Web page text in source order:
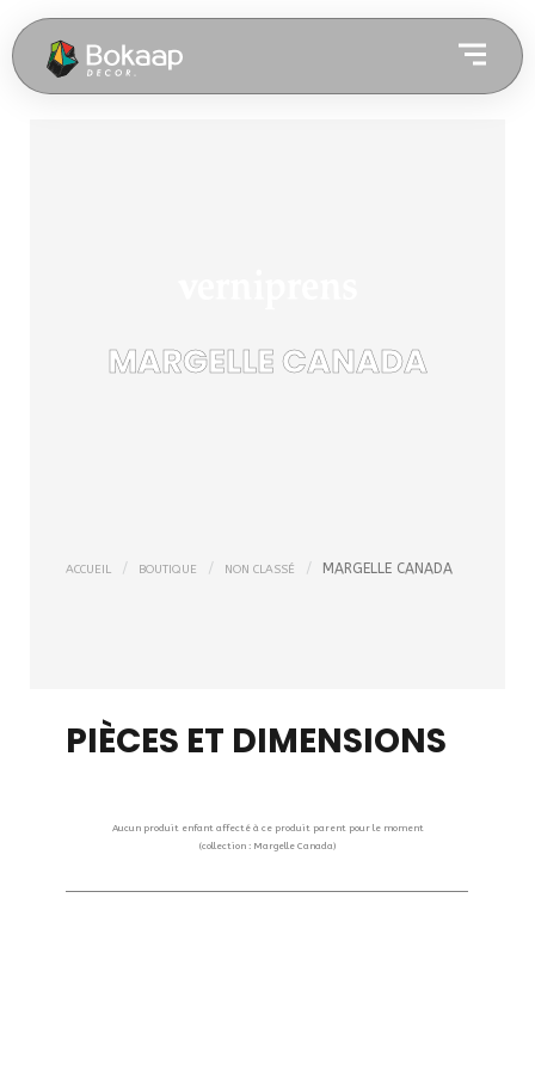
MARGELLE CANADA
ACCUEIL BOUTIQUE NON CLASSÉ MARGELLE CANADA
PIÈCES ET DIMENSIONS
Aucun produit enfant affecté à ce produit parent pour le moment
(collection : Margelle Canada)